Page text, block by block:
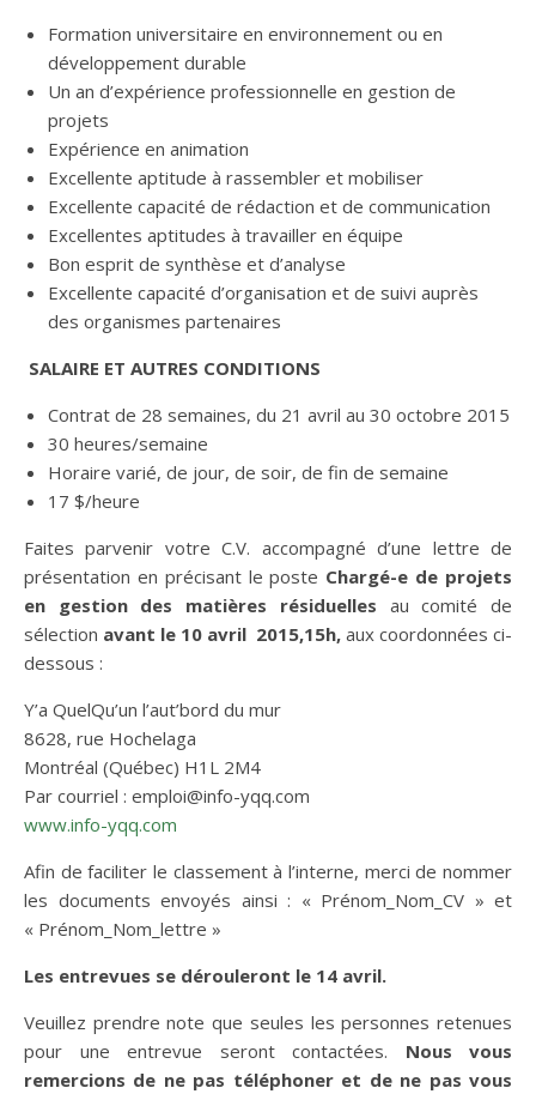
Formation universitaire en environnement ou en
développement durable
Un an d’expérience professionnelle en gestion de
projets
Expérience en animation
Excellente aptitude à rassembler et mobiliser
Excellente capacité de rédaction et de communication
Excellentes aptitudes à travailler en équipe
Bon esprit de synthèse et d’analyse
Excellente capacité d’organisation et de suivi auprès
des organismes partenaires
SALAIRE ET AUTRES CONDITIONS
Contrat de 28 semaines, du 21 avril au 30 octobre 2015
30 heures/semaine
Horaire varié, de jour, de soir, de fin de semaine
17 $/heure
Faites parvenir votre C.V. accompagné d’une lettre de
présentation en précisant le poste Chargé-e de projets
en gestion des matières résiduelles au comité de
sélection avant le 10 avril 2015,15h, aux coordonnées ci-
dessous :
Y’a QuelQu’un l’aut’bord du mur
8628, rue Hochelaga
Montréal (Québec) H1L 2M4
Par courriel : emploi@info-yqq.com
www.info-yqq.com
Afin de faciliter le classement à l’interne, merci de nommer
les documents envoyés ainsi : « Prénom_Nom_CV » et
« Prénom_Nom_lettre »
Les entrevues se dérouleront le 14 avril.
Veuillez prendre note que seules les personnes retenues
pour une entrevue seront contactées. Nous vous
remercions de ne pas téléphoner et de ne pas vous